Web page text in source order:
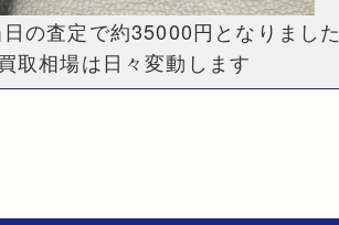
日の査定で約35000円となりました
取相場は日々変動します